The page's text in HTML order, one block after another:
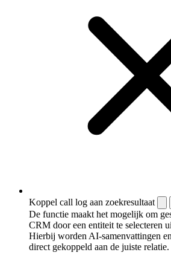
Koppel call log aan zoekresultaat
De functie maakt het mogelijk om
CRM door een entiteit te selecteren
Hierbij worden AI-samenvattingen
direct gekoppeld aan de juiste relatie.